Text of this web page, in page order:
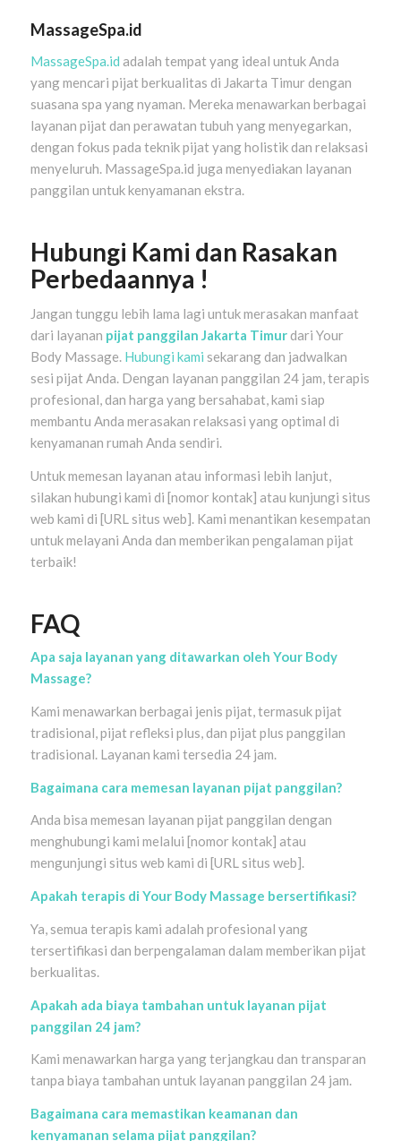
MassageSpa.id
MassageSpa.id adalah tempat yang ideal untuk Anda
yang mencari pijat berkualitas di Jakarta Timur dengan
suasana spa yang nyaman. Mereka menawarkan berbagai
layanan pijat dan perawatan tubuh yang menyegarkan,
dengan fokus pada teknik pijat yang holistik dan relaksasi
menyeluruh. MassageSpa.id juga menyediakan layanan
panggilan untuk kenyamanan ekstra.
Hubungi Kami dan Rasakan
Perbedaannya !
Jangan tunggu lebih lama lagi untuk merasakan manfaat
dari layanan pijat panggilan Jakarta Timurdari Your
Body Massage. Hubungi kami sekarang dan jadwalkan
sesi pijat Anda. Dengan layanan panggilan 24 jam, terapis
profesional, dan harga yang bersahabat, kami siap
membantu Anda merasakan relaksasi yang optimal di
kenyamanan rumah Anda sendiri.
Untuk memesan layanan atau informasi lebih lanjut,
silakan hubungi kami di [nomor kontak] atau kunjungi situs
web kami di [URL situs web]. Kami menantikan kesempatan
untuk melayani Anda dan memberikan pengalaman pijat
terbaik!
FAQ
Apa saja layanan yang ditawarkan oleh Your Body
Massage?
Kami menawarkan berbagai jenis pijat, termasuk pijat
tradisional, pijat refleksi plus, dan pijat plus panggilan
tradisional. Layanan kami tersedia 24 jam.
Bagaimana cara memesan layanan pijat panggilan?
Anda bisa memesan layanan pijat panggilan dengan
menghubungi kami melalui [nomor kontak] atau
mengunjungi situs web kami di [URL situs web].
Apakah terapis di Your Body Massage bersertifikasi?
Ya, semua terapis kami adalah profesional yang
tersertifikasi dan berpengalaman dalam memberikan pijat
berkualitas.
Apakah ada biaya tambahan untuk layanan pijat
panggilan 24 jam?
Kami menawarkan harga yang terjangkau dan transparan
tanpa biaya tambahan untuk layanan panggilan 24 jam.
Bagaimana cara memastikan keamanan dan
kenyamanan selama pijat panggilan?